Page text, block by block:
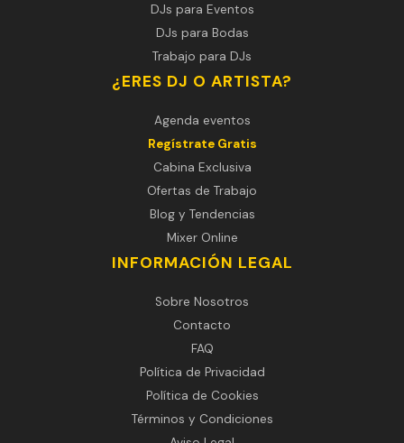
DJs para Eventos
DJs para Bodas
Trabajo para DJs
¿ERES DJ O ARTISTA?
Agenda eventos
Regístrate Gratis
Cabina Exclusiva
Ofertas de Trabajo
Blog y Tendencias
Mixer Online
INFORMACIÓN LEGAL
Sobre Nosotros
Contacto
FAQ
Política de Privacidad
Política de Cookies
Términos y Condiciones